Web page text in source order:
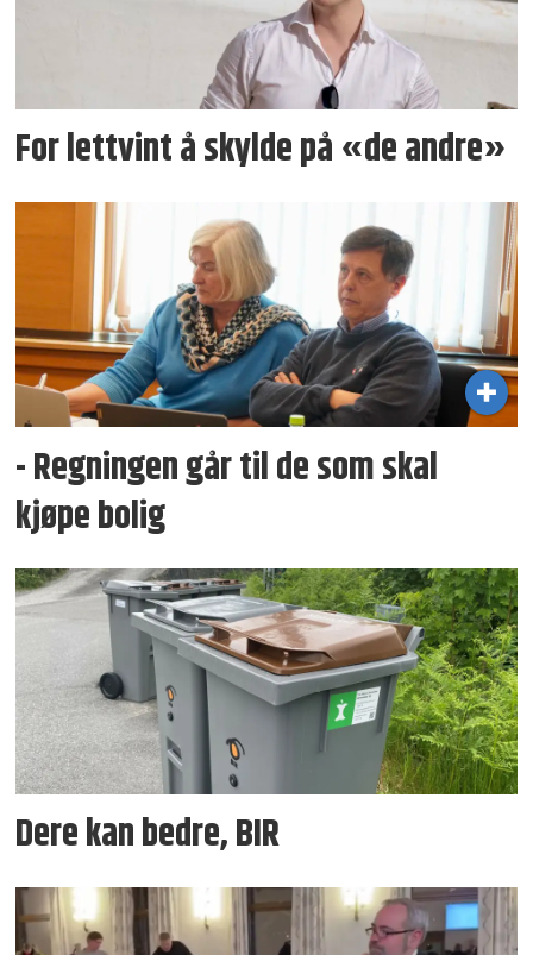
For lettvint å skylde på «de andre»
- Regningen går til de som skal
kjøpe bolig
Dere kan bedre, BIR